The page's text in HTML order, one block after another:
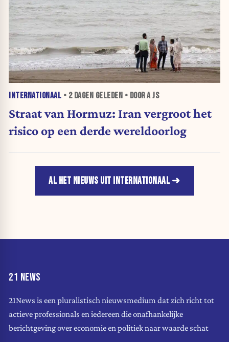
INTERNATIONAAL • 2 DAGEN GELEDEN • DOOR A JS
Straat van Hormuz: Iran vergroot het
risico op een derde wereldoorlog
AL HET NIEUWS UIT INTERNATIONAAL
21 NEWS
21News is een pluralistisch nieuwsmedium dat zich richt tot
actieve professionals en iedereen die onafhankelijke
berichtgeving over economie en politiek naar waarde schat